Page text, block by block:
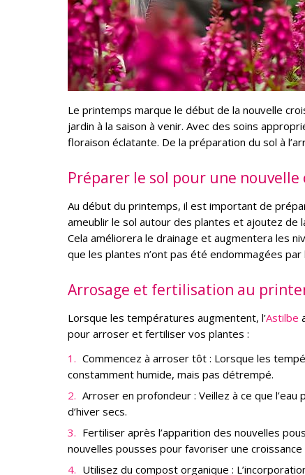
Le printemps marque le début de la nouvelle
jardin à la saison à venir. Avec des soins
floraison éclatante. De la préparation du sol à
Préparer le sol pour une nouvelle
Au début du printemps, il est important de
ameublir le sol autour des plantes et ajoutez de
Cela améliorera le drainage et augmentera les
que les plantes n’ont pas été endommagées
Arrosage et fertilisation au
Lorsque les températures augmentent, l’Astilbe
pour arroser et fertiliser vos plantes :
Commencez à arroser tôt : Lorsque les
constamment humide, mais pas détrempé.
Arroser en profondeur : Veillez à ce que
d’hiver secs.
Fertiliser après l’apparition des nouvelles
nouvelles pousses pour favoriser une
Utilisez du compost organique :